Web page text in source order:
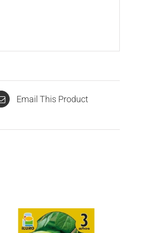
Email This Product